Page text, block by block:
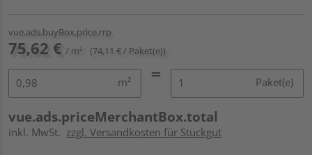
vue.ads.buyBox.price.rrp
75,62 € / m² (74,11 € / Paket(e))
m² Paket(e)
vue.ads.priceMerchantBox.total
inkl. MwSt. zzgl. Versandkosten für Stückgut